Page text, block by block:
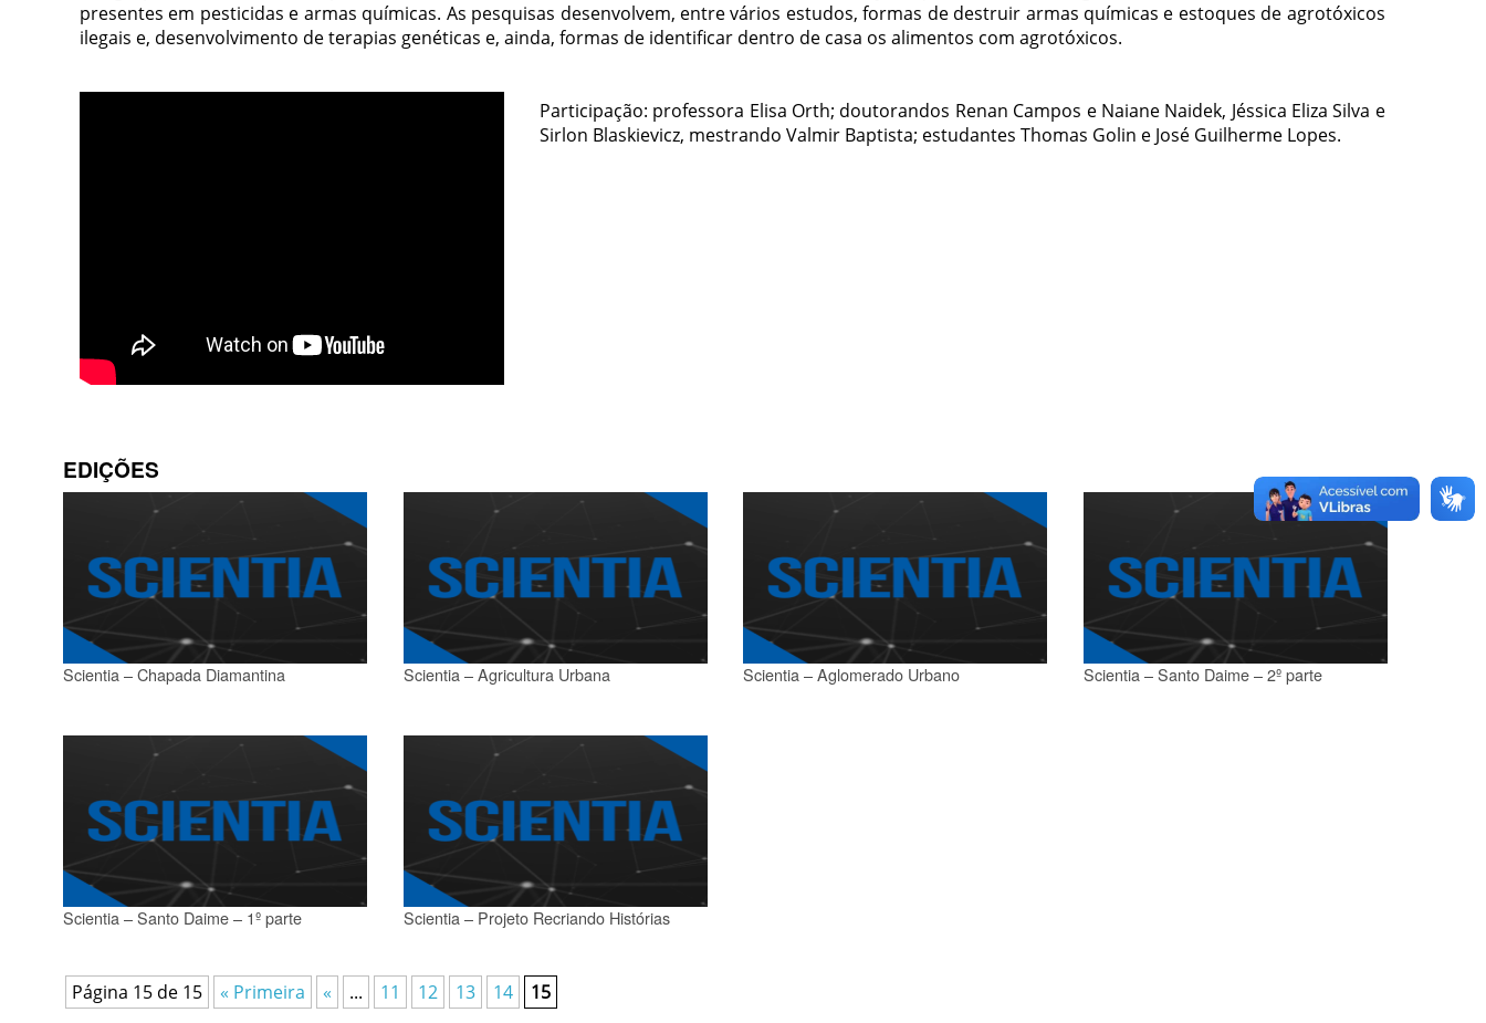
presentes em pesticidas e armas químicas. As pesquisas desenvolvem, entre vários estudos, formas de destruir armas químicas e estoques de agrotóxicos
ilegais e, desenvolvimento de terapias genéticas e, ainda, formas de identificar dentro de casa os alimentos com agrotóxicos.
Participação: professora Elisa Orth; doutorandos Renan Campos e Naiane Naidek, Jéssica Eliza Silva e
Sirlon Blaskievicz, mestrando Valmir Baptista; estudantes Thomas Golin e José Guilherme Lopes.
EDIÇÕES
Scientia – Chapada Diamantina Scientia – Agricultura Urbana Scientia – Aglomerado Urbano Scientia – Santo Daime – 2º parte
Scientia – Santo Daime – 1º parte Scientia – Projeto Recriando Histórias
Página 15 de 15 « Primeira « ... 11 12 13 14 15